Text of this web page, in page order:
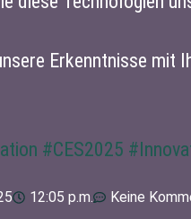
Erkenntnisse mit
#CES2025
12:05 p.m. Keine